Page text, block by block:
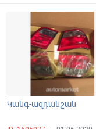
Կանգ-ազդանշան